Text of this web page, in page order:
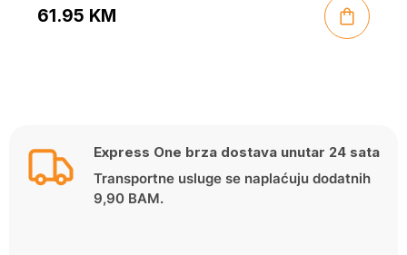
61.95 KM
Express One brza dostava unutar 24 sata
Transportne usluge se naplaćuju dodatnih
9,90 BAM.